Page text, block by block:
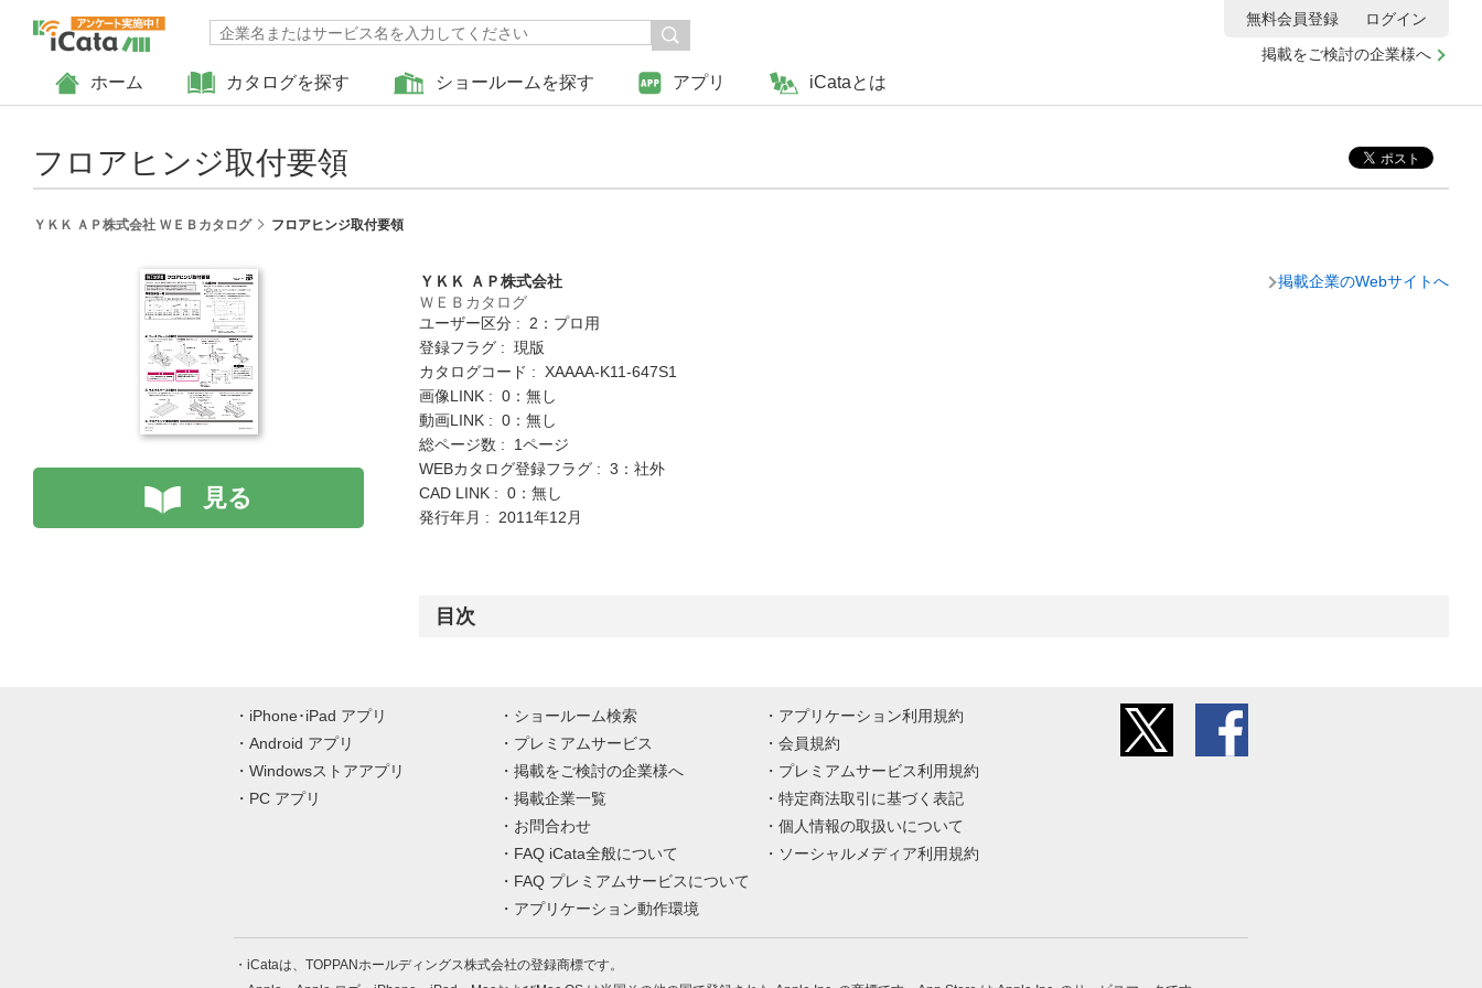
ホーム カタログを探す ショールームを探す アプリ iCataとは
掲載をご検討の企業様へ
無料会員登録 ログイン
フロアヒンジ取付要領
ＹＫＫ ＡＰ株式会社 ＷＥＢカタログ フロアヒンジ取付要領
見る
ＹＫＫ ＡＰ株式会社
ＷＥＢカタログ
ユーザー区分 : 2：プロ用
登録フラグ : 現版
カタログコード : XAAAA-K11-647S1
画像LINK : 0：無し
動画LINK : 0：無し
総ページ数 : 1ページ
WEBカタログ登録フラグ : 3：社外
CAD LINK : 0：無し
発行年月 : 2011年12月
掲載企業のWebサイトへ
目次
iPhone･iPad アプリ
Android アプリ
Windowsストアアプリ
PC アプリ
ショールーム検索
プレミアムサービス
掲載をご検討の企業様へ
掲載企業一覧
お問合わせ
FAQ iCata全般について
FAQ プレミアムサービスについて
アプリケーション動作環境
アプリケーション利用規約
会員規約
プレミアムサービス利用規約
特定商法取引に基づく表記
個人情報の取扱いについて
ソーシャルメディア利用規約
iCataは、TOPPANホールディングス株式会社の登録商標です。